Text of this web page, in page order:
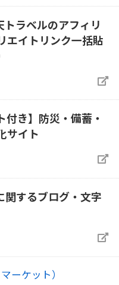
トラベルのアフィリ
エイトリンク一括貼
付き】防災・備蓄・
サイト
関するブログ・文字
ーケット）